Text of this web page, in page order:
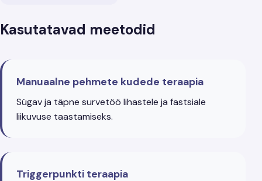
Kasutatavad meetodid
Manuaalne pehmete kudede teraapia
Sügav ja täpne survetöö lihastele ja fastsiale
liikuvuse taastamiseks.
Triggerpunkti teraapia